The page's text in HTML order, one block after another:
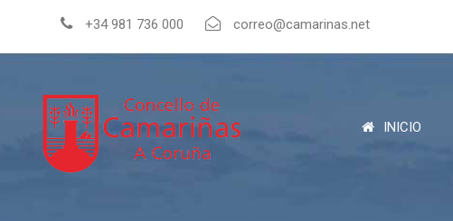
+34 981 736 000 correo@camarinas.net
INICIO